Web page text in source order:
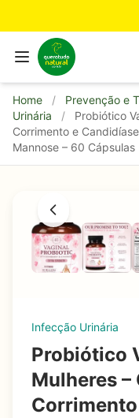
Home / Prevenção e
Urinária
/
Probiótico
Corrimento e
Mannose – 60 Cápsulas
Infecção Urinária
Probiótico
Mulheres –